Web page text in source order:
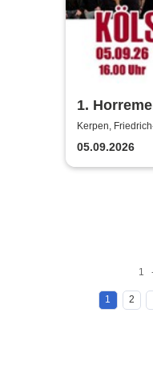
1.
-
Kerpen,
05.09.2026
1
1 2